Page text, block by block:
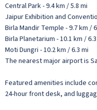
Central Park - 9.4 km / 5.8 mi
Jaipur Exhibition and
Birla Mandir Temple - 9.7 km /
Birla Planetarium - 10.1 km /
Moti Dungri - 10.2 km / 6.3 mi
The nearest major airport is
Featured amenities include
24-hour front desk, and